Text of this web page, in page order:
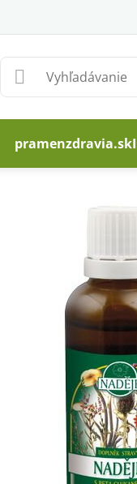
pramenzdravia.sk